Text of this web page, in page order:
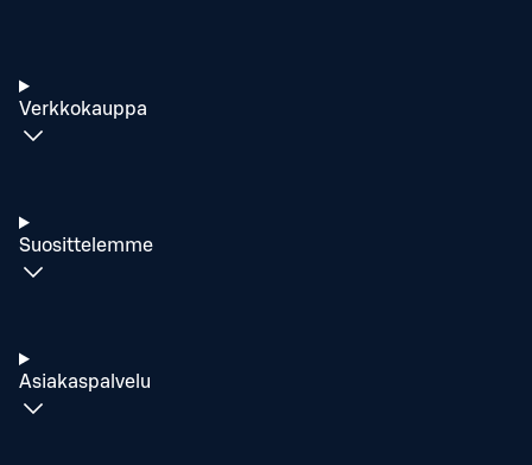
Verkkokauppa
Suosittelemme
Asiakaspalvelu